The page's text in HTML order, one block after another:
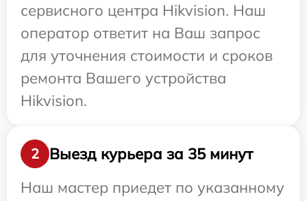
сервисного центра Hikvision. Наш
оператор ответит на Ваш запрос
для уточнения стоимости и сроков
ремонта Вашего устройства
Hikvision.
2
Выезд курьера за 35 минут
Наш мастер приедет по указанному